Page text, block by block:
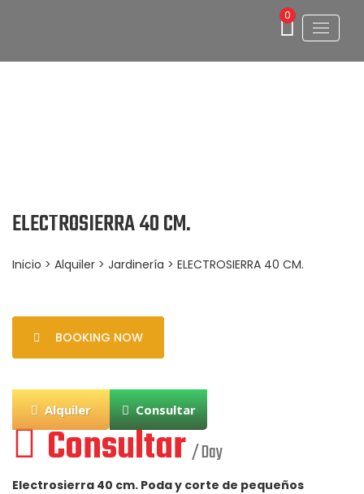
0
ELECTROSIERRA 40 CM.
Inicio > Alquiler > Jardinería > ELECTROSIERRA 40 CM.
BOOKING NOW
Consultar / Day
Electrosierra 40 cm. Poda y corte de pequeños
Alquiler Consultar